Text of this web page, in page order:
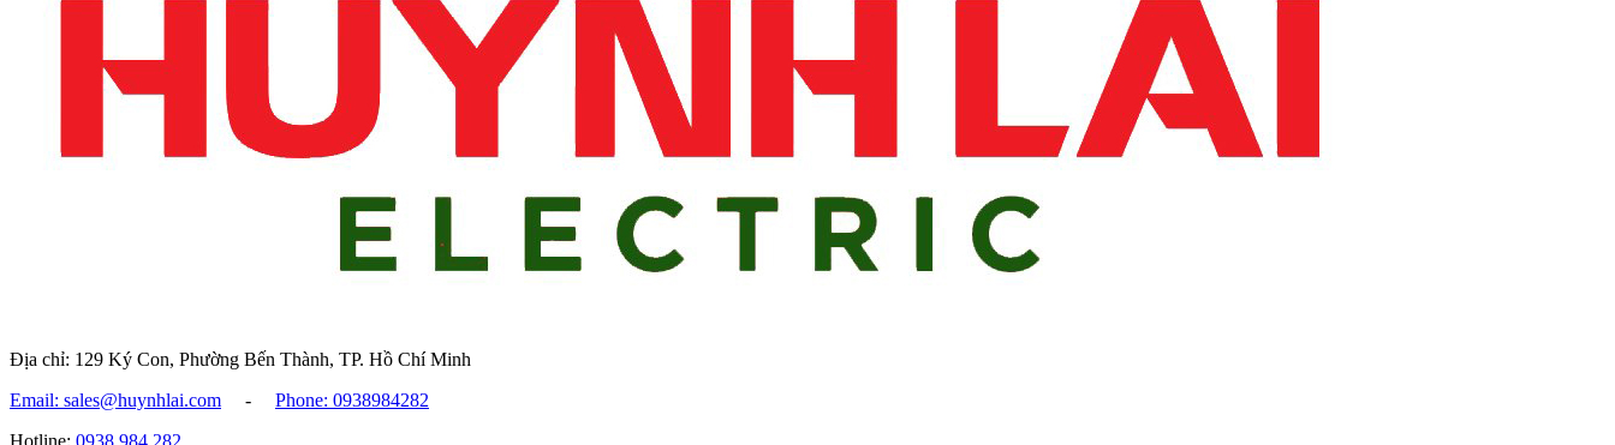
Địa chỉ: 129 Ký Con, Phường Bến Thành, TP. Hồ Chí Minh
Email: sales@huynhlai.com
-
Phone: 0938984282
Hotline: 0938 984 282